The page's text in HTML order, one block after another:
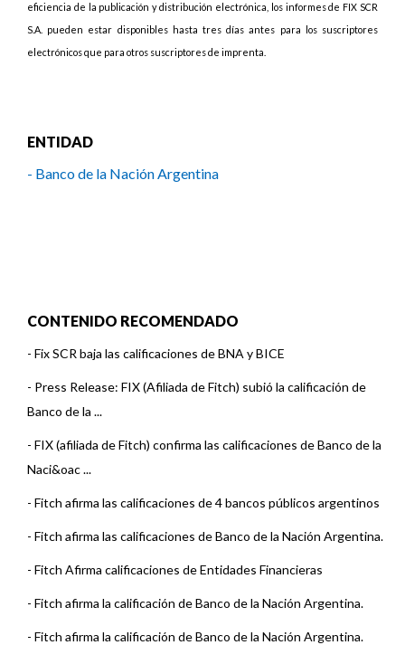
eficiencia de la publicación y distribución electrónica, los informes de FIX SCR
S.A. pueden estar disponibles hasta tres días antes para los suscriptores
electrónicos que para otros suscriptores de imprenta.
ENTIDAD
- Banco de la Nación Argentina
CONTENIDO RECOMENDADO
- Fix SCR baja las calificaciones de BNA y BICE
- Press Release: FIX (Afiliada de Fitch) subió la calificación de
Banco de la ...
- FIX (afiliada de Fitch) confirma las calificaciones de Banco de la
Naci&oac ...
- Fitch afirma las calificaciones de 4 bancos públicos argentinos
- Fitch afirma las calificaciones de Banco de la Nación Argentina.
- Fitch Afirma calificaciones de Entidades Financieras
- Fitch afirma la calificación de Banco de la Nación Argentina.
- Fitch afirma la calificación de Banco de la Nación Argentina.